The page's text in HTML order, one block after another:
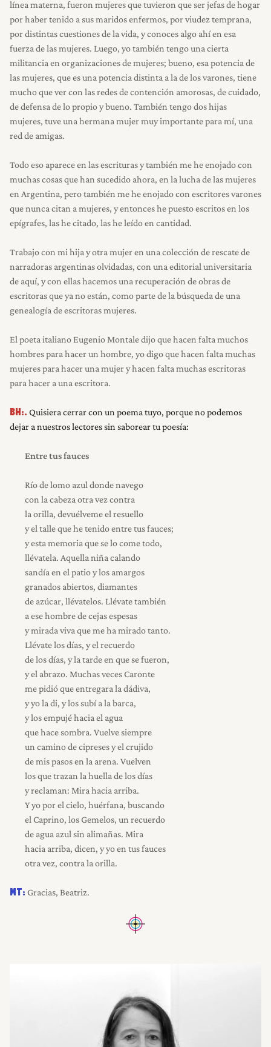
línea materna, fueron mujeres que tuvieron que ser jefas de hogar
por haber tenido a sus maridos enfermos, por viudez temprana,
por distintas cuestiones de la vida, y conoces algo ahí en esa
fuerza de las mujeres. Luego, yo también tengo una cierta
militancia en organizaciones de mujeres; bueno, esa potencia de
las mujeres, que es una potencia distinta a la de los varones, tiene
mucho que ver con las redes de contención amorosas, de cuidado,
de defensa de lo propio y bueno. También tengo dos hijas
mujeres, tuve una hermana mujer muy importante para mí, una
red de amigas.
Todo eso aparece en las escrituras y también me he enojado con
muchas cosas que han sucedido ahora, en la lucha de las mujeres
en Argentina, pero también me he enojado con escritores varones
que nunca citan a mujeres, y entonces he puesto escritos en los
epígrafes, las he citado, las he leído en cantidad.
Trabajo con mi hija y otra mujer en una colección de rescate de
narradoras argentinas olvidadas, con una editorial universitaria
de aquí, y con ellas hacemos una recuperación de obras de
escritoras que ya no están, como parte de la búsqueda de una
genealogía de escritoras mujeres.
El poeta italiano Eugenio Montale dijo que hacen falta muchos
hombres para hacer un hombre, yo digo que hacen falta muchas
mujeres para hacer una mujer y hacen falta muchas escritoras
para hacer a una escritora.
BH:. Quisiera cerrar con un poema tuyo, porque no podemos
dejar a nuestros lectores sin saborear tu poesía:
Entre tus fauces
Río de lomo azul donde navego
con la cabeza otra vez contra
la orilla, devuélveme el resuello
y el talle que he tenido entre tus fauces;
y esta memoria que se lo come todo,
llévatela. Aquella niña calando
sandía en el patio y los amargos
granados abiertos, diamantes
de azúcar, llévatelos. Llévate también
a ese hombre de cejas espesas
y mirada viva que me ha mirado tanto.
Llévate los días, y el recuerdo
de los días, y la tarde en que se fueron,
y el abrazo. Muchas veces Caronte
me pidió que entregara la dádiva,
y yo la di, y los subí a la barca,
y los empujé hacia el agua
que hace sombra. Vuelve siempre
un camino de cipreses y el crujido
de mis pasos en la arena. Vuelven
los que trazan la huella de los días
y reclaman: Mira hacia arriba.
Y yo por el cielo, huérfana, buscando
el Caprino, los Gemelos, un recuerdo
de agua azul sin alimañas. Mira
hacia arriba, dicen, y yo en tus fauces
otra vez, contra la orilla.
MT: Gracias, Beatriz.